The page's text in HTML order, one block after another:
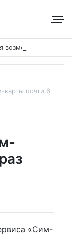
карты почти 6
«Сим-